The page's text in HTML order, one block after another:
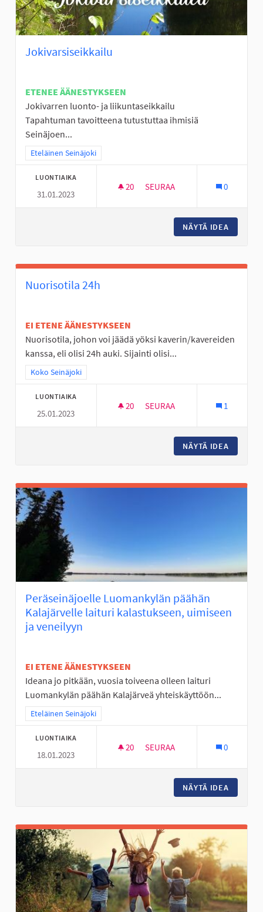
Jokivarsiseikkailu
ETENEE ÄÄNESTYKSEEN
Jokivarren luonto- ja liikuntaseikkailu
Tapahtuman tavoitteena tutustuttaa ihmisiä
Seinäjoen...
Rajaa tulokset teeman mukaan: Eteläinen Seinäjoki
Eteläinen Seinäjoki
LUONTIAIKA
31.01.2023
20 20 SEURAAJAA
SEURAA 0
NÄYTÄ IDEA
Nuorisotila 24h
EI ETENE ÄÄNESTYKSEEN
Nuorisotila, johon voi jäädä yöksi kaverin/kavereiden
kanssa, eli olisi 24h auki. Sijainti olisi...
Rajaa tulokset teeman mukaan: Koko Seinäjoki
Koko Seinäjoki
LUONTIAIKA
25.01.2023
20 20 SEURAAJAA
SEURAA 1
NÄYTÄ IDEA
Peräseinäjoelle Luomankylän päähän
Kalajärvelle laituri kalastukseen, uimiseen
ja veneilyyn
EI ETENE ÄÄNESTYKSEEN
Ideana jo pitkään, vuosia toiveena olleen laituri
Luomankylän päähän Kalajärveä yhteiskäyttöön...
Rajaa tulokset teeman mukaan: Eteläinen Seinäjoki
Eteläinen Seinäjoki
LUONTIAIKA
18.01.2023
20 20 SEURAAJAA
SEURAA 0
NÄYTÄ IDEA